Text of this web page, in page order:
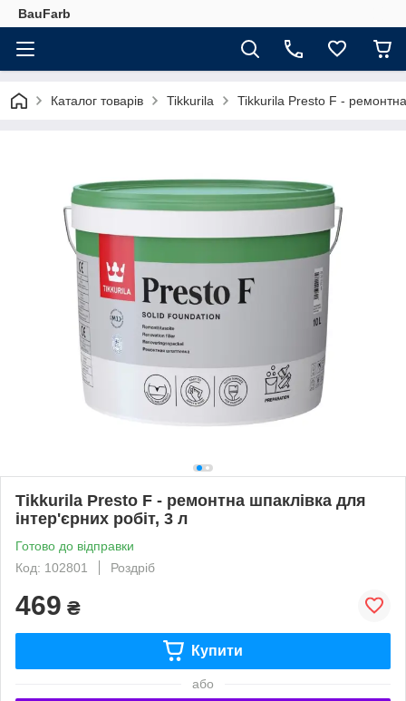
BauFarb
Каталог товарів Tikkurila Tikkurila Presto F - ремонтна
Tikkurila Presto F - ремонтна шпаклівка для
інтер'єрних робіт, 3 л
Готово до відправки
Код: 102801
Роздріб
469 ₴
Купити
або